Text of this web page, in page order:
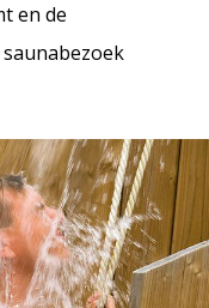
en de